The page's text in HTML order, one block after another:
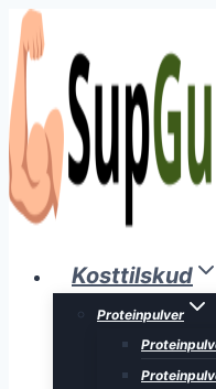
Fortsæt
til
indhold
Kosttilskud
Proteinpulver